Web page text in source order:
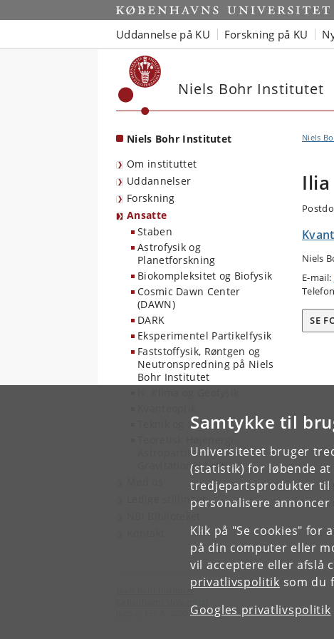
Samtykke til
Universitetet bruger
(statistik) for løbende
tredjepartsprodukter til
personalisere
Klik på "Se cookies" for
på din computer eller
vil acceptere eller afslå
privatlivspolitik som du
Googles privatlivspolitik
Start
Uddannelse på KU Forskning på KU
Niels Bohr Institutet
Niels Bohr Institutet
Om instituttet
Uddannelser
Forskning
Ansatte
Staben
Astrofysik og
Planetforskning
Biokompleksitet og Biofysik
Cosmic Dawn Center
(DAWN)
DARK
Eksperimentel Partikelfysik
Faststoffysik, Røntgen og
Neutronspredning på Niels
Bohr Institutet
Teknik og IT
Astropartikel og
Gravitationel fysik
Ledige stillinger
Niels
Niels
E-mail:
SE
Niels Bohr Institutet
Jagtvej 155 A, 2200 København N.